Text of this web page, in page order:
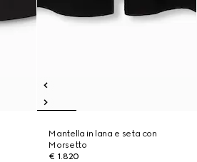
Mantella in lana e seta con
Morsetto
€ 1.820